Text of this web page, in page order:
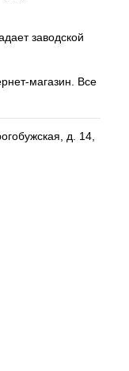
заводской
магазин. Все
д. 14,